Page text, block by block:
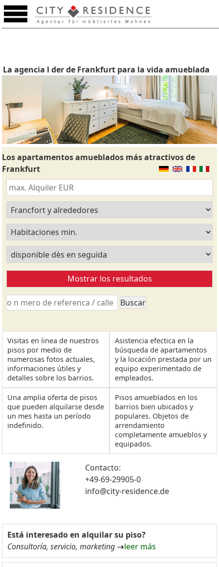
La agencia l der de Frankfurt para la vida amueblada
Los apartamentos amueblados más atractivos de
Frankfurt
Visitas en íinea de nuestros
pisos por medio de
numerosas fotos actuales,
informaciones útiles y
detalles sobre los barrios.
Asistencia efectica en la
búsqueda de apartamentos
y la locación prestada por un
equipo experimentado de
empleados.
Una amplia oferta de pisos
que pueden alquilarse desde
un mes hasta un período
indefinido.
Pisos amueblados en los
barrios bien ubicados y
populares. Objetos de
arrendamiento
completamente amueblos y
equipados.
Contacto:
+49-69-29905-0
info@city-residence.de
Está interesado en alquilar su piso?
Consultoría, servicio, marketing
leer más